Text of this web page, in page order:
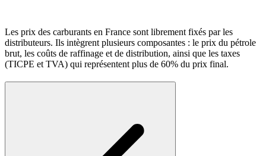
Les prix des carburants en France sont librement fixés par les
distributeurs. Ils intègrent plusieurs composantes : le prix du pétrole
brut, les coûts de raffinage et de distribution, ainsi que les taxes
(TICPE et TVA) qui représentent plus de 60% du prix final.